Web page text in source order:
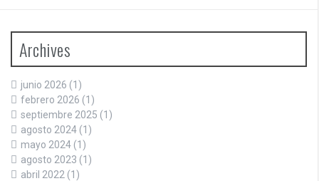
Archives
junio 2026 (1)
febrero 2026 (1)
septiembre 2025 (1)
agosto 2024 (1)
mayo 2024 (1)
agosto 2023 (1)
abril 2022 (1)